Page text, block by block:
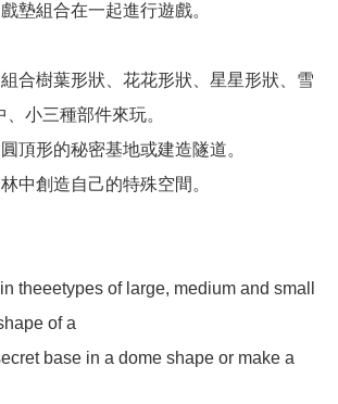
墊組合在一起進行遊戲。
合樹葉形狀、花花形狀、星星形狀、雪
小三種部件來玩。
頂形的秘密基地或建造隧道。
中創造自己的特殊空間。
theeetypes of large, medium and small
of a
base in a dome shape or make a